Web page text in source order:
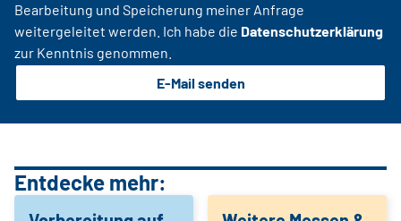
Bearbeitung und Speicherung meiner Anfrage
weitergeleitet werden. Ich habe die Datenschutzerklärung
zur Kenntnis genommen.
E-Mail senden
Entdecke mehr: